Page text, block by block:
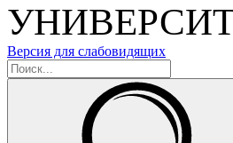
Версия для слабовидящих